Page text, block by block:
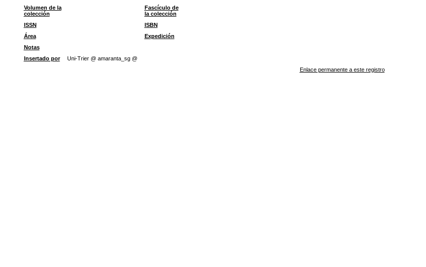
Volumen de la
colección
Fascículo de
la colección
ISSN ISBN
Área
Expedición
Notas
Insertado por
Uni-Trier @ amaranta_sg @
Enlace permanente a este registro